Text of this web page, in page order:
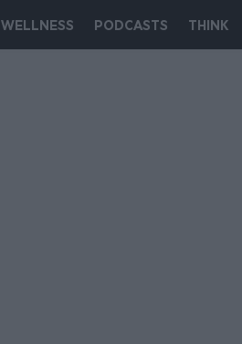
WELLNESS PODCASTS THINK